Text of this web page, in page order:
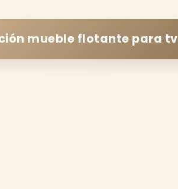
mueble flotante para tv